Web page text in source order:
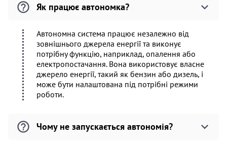
Як працює автономка?
Автономна система працює незалежно від
зовнішнього джерела енергії та виконує
потрібну функцію, наприклад, опалення або
електропостачання. Вона використовує власне
джерело енергії, такий як бензин або дизель, і
може бути налаштована під потрібні режими
роботи.
Чому не запускається автономія?